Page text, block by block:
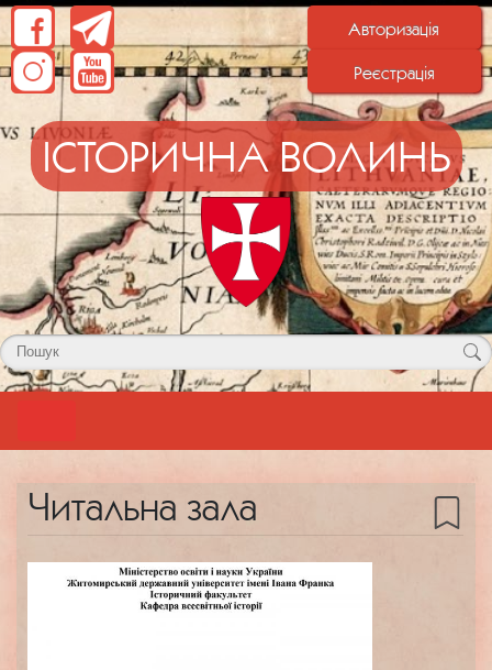
Авторизація
Реєстрація
ІСТОРИЧНА ВОЛИНЬ
Читальна зала